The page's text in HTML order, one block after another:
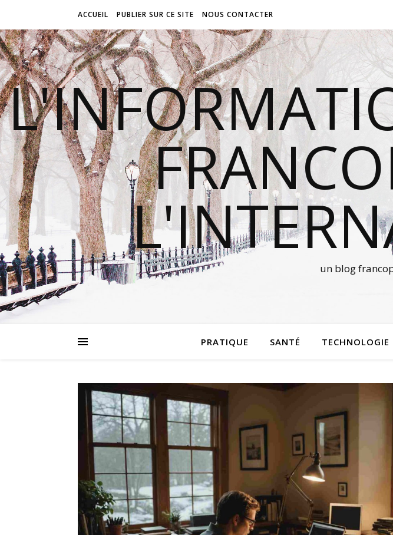
ACCUEIL PUBLIER SUR CE SITE NOUS CONTACTER
un blog
PRATIQUE SANTÉ TECHNOLOGIE